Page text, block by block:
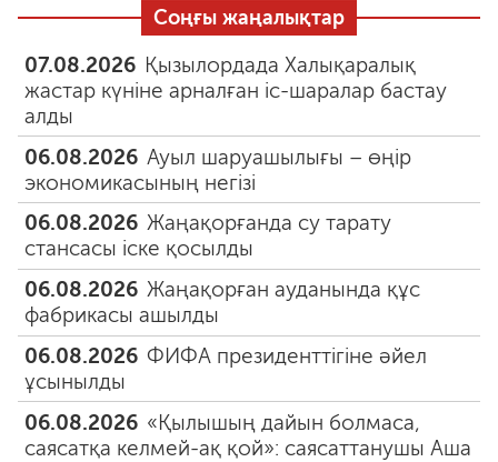
Соңғы жаңалықтар
07.08.2026 Қызылордада Халықаралық
жастар күніне арналған іс-шаралар бастау
алды
06.08.2026 Ауыл шаруашылығы – өңір
экономикасының негізі
06.08.2026 Жаңақорғанда су тарату
стансасы іске қосылды
06.08.2026 Жаңақорған ауданында құс
фабрикасы ашылды
06.08.2026 ФИФА президенттігіне әйел
ұсынылды
06.08.2026 «Қылышың дайын болмаса,
саясатқа келмей-ақ қой»: саясаттанушы Аша